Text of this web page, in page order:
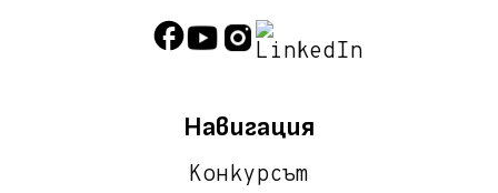
Навигация
Конкурсът